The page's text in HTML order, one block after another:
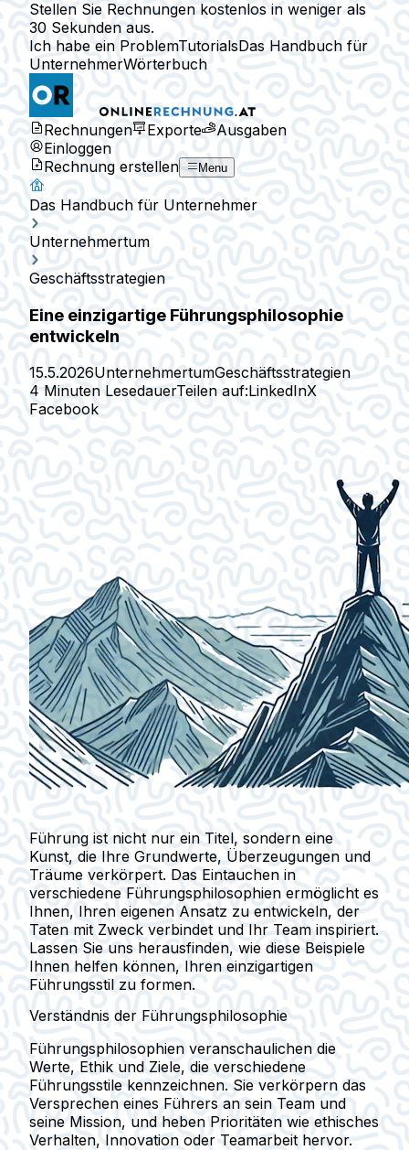
Stellen Sie Rechnungen kostenlos in weniger als
30 Sekunden aus.
Ich habe ein ProblemTutorialsDas Handbuch für
UnternehmerWörterbuch
Rechnungen Exporte
Ausgaben
Einloggen
Rechnung erstellen
Menu
Das Handbuch für Unternehmer
Unternehmertum
Geschäftsstrategien
Eine einzigartige Führungsphilosophie
entwickeln
15.5.2026UnternehmertumGeschäftsstrategien
4 Minuten LesedauerTeilen auf:LinkedInX
Facebook
Führung ist nicht nur ein Titel, sondern eine
Kunst, die Ihre Grundwerte, Überzeugungen und
Träume verkörpert. Das Eintauchen in
verschiedene Führungsphilosophien ermöglicht es
Ihnen, Ihren eigenen Ansatz zu entwickeln, der
Taten mit Zweck verbindet und Ihr Team inspiriert.
Lassen Sie uns herausfinden, wie diese Beispiele
Ihnen helfen können, Ihren einzigartigen
Führungsstil zu formen.
Verständnis der Führungsphilosophie
Führungsphilosophien veranschaulichen die
Werte, Ethik und Ziele, die verschiedene
Führungsstile kennzeichnen. Sie verkörpern das
Versprechen eines Führers an sein Team und
seine Mission, und heben Prioritäten wie ethisches
Verhalten, Innovation oder Teamarbeit hervor.